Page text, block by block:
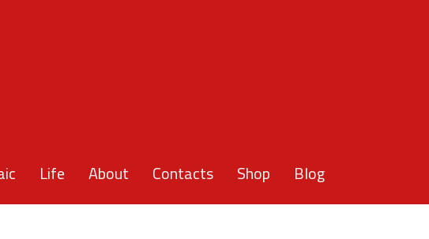
Life About Contacts Shop Blog